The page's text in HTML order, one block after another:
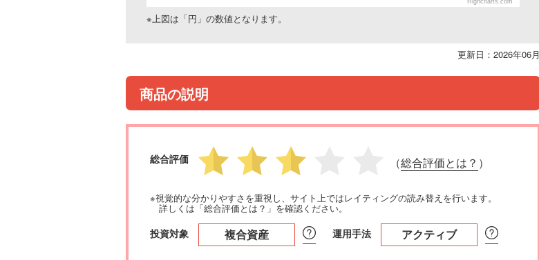
Highcharts.com
※上図は「円」の数値となります。
更新日：2026年06月
商品の説明
総合評価 （総合評価とは？ ）
※視覚的な分かりやすさを重視し、サイト上ではレイティングの読み替えを行います。
詳しくは「総合評価とは？」を確認ください。
投資対象 複合資産 運用手法 アクティブ